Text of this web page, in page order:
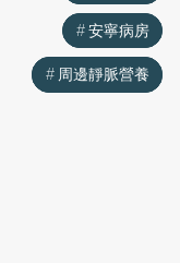
安寧病房
周邊靜脈營養
安寧病房
周邊靜脈營養